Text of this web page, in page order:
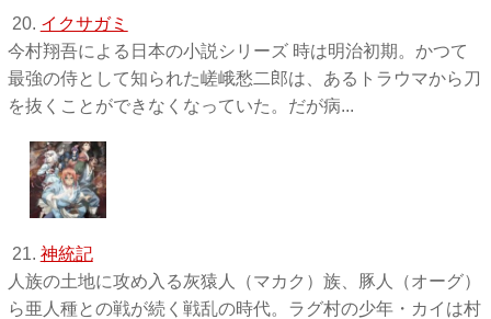
20. イクサガミ
今村翔吾による日本の小説シリーズ 時は明治初期。かつて
最強の侍として知られた嵯峨愁二郎は、あるトラウマから刀
を抜くことができなくなっていた。だが病...
21. 神統記
人族の土地に攻め入る灰猿人（マカク）族、豚人（オーグ）
ら亜人種との戦が続く戦乱の時代。ラグ村の少年・カイは村